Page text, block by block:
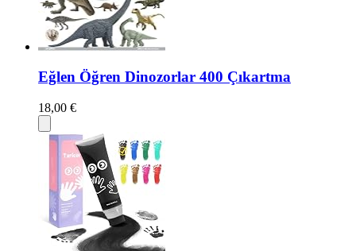
Eğlen Öğren Dinozorlar 400 Çıkartma
18,00 €